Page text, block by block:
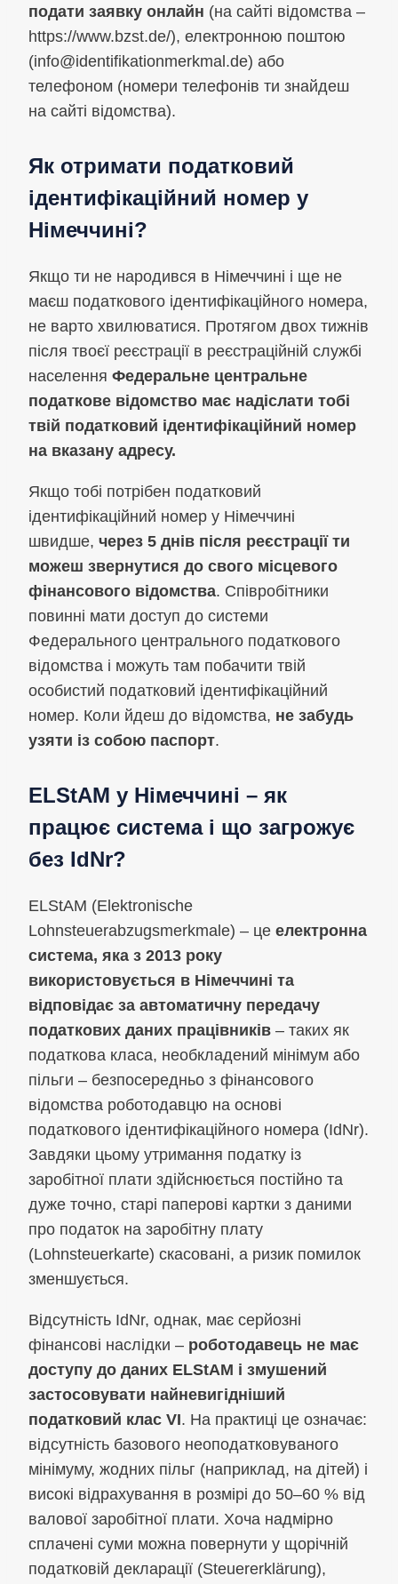
подати заявку онлайн (на сайті відомства –
https://www.bzst.de/), електронною поштою
(info@identifikationmerkmal.de) або
телефоном (номери телефонів ти знайдеш
на сайті відомства).
Як отримати податковий
ідентифікаційний номер у
Німеччині?
Якщо ти не народився в Німеччині і ще не
маєш податкового ідентифікаційного номера,
не варто хвилюватися. Протягом двох тижнів
після твоєї реєстрації в реєстраційній службі
населення Федеральне центральне
податкове відомство має надіслати тобі
твій податковий ідентифікаційний номер
на вказану адресу.
Якщо тобі потрібен податковий
ідентифікаційний номер у Німеччині
швидше, через 5 днів після реєстрації ти
можеш звернутися до свого місцевого
фінансового відомства. Співробітники
повинні мати доступ до системи
Федерального центрального податкового
відомства і можуть там побачити твій
особистий податковий ідентифікаційний
номер. Коли йдеш до відомства, не забудь
узяти із собою паспорт.
ELStAM у Німеччині – як
працює система і що загрожує
без IdNr?
ELStAM (Elektronische
Lohnsteuerabzugsmerkmale) – це електронна
система, яка з 2013 року
використовується в Німеччині та
відповідає за автоматичну передачу
податкових даних працівників – таких як
податкова класa, необкладений мінімум або
пільги – безпосередньо з фінансового
відомства роботодавцю на основі
податкового ідентифікаційного номера (IdNr).
Завдяки цьому утримання податку із
заробітної плати здійснюється постійно та
дуже точно, старі паперові картки з даними
про податок на заробітну плату
(Lohnsteuerkarte) скасовані, а ризик помилок
зменшується.
Відсутність IdNr, однак, має серйозні
фінансові наслідки – роботодавець не має
доступу до даних ELStAM і змушений
застосовувати найневигідніший
податковий клас VI. На практиці це означає:
відсутність базового неоподатковуваного
мінімуму, жодних пільг (наприклад, на дітей) і
високі відрахування в розмірі до 50–60 % від
валової заробітної плати. Хоча надмірно
сплачені суми можна повернути у щорічній
податковій декларації (Steuererklärung),